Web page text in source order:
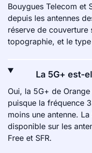
Bouygues Telecom et
depuis les antennes
réserve de couverture
topographie, et le
La 5G+ est-
Oui, la 5G+ de
puisque la fréquence
moins une antenne.
disponible sur les
Free et SFR.